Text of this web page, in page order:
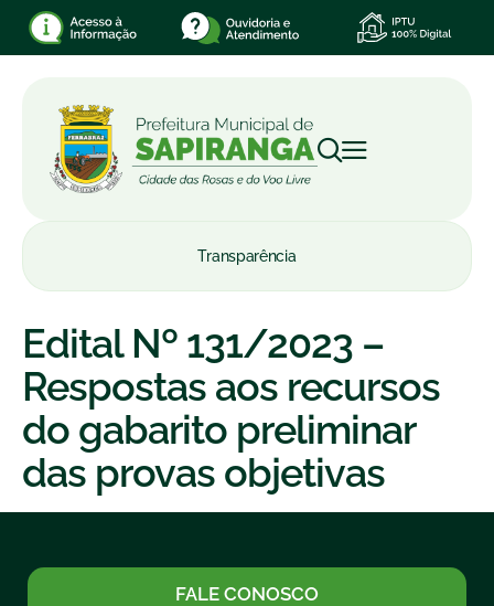
Transparência
Edital Nº 131/2023 –
Respostas aos recursos
do gabarito preliminar
das provas objetivas
FALE CONOSCO